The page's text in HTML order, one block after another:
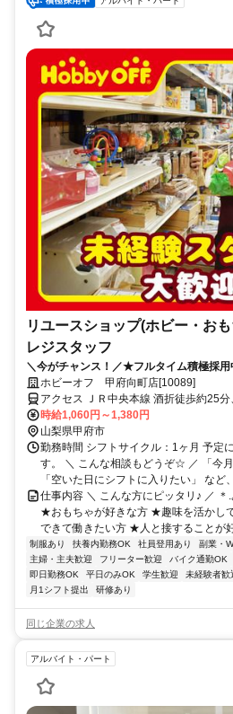
リユースショップ(ホビー・お
レジスタッフ
＼今がチャンス！／★フルタイム積極採
しくお仕事♪車通勤OK◎20～30代活躍中！
ホビーオフ 甲府向町店[10089]
アクセス ＪＲ中央本線 酒折徒歩約25
分、ＪＲ中央本線 石和温泉南口徒歩約
時給1,060円～1,380円
山梨県甲府市
勤務時間 シフトサイクル：1ヶ月 予定
す。 ＼ こんな相談もどうぞ☆ ／ 「今
「空いた日にシフトに入りたい」 な
仕事内容 ＼ こんな方にピッタリ♪ ／ ＊.
★おもちゃが好きな方 ★趣味を活かし
できて働きたい方 ★人と接することが
制服あり 扶養内勤務OK 社員登用あり 副業・
主婦・主夫歓迎
フリーター歓迎 バイク通勤OK
即日勤務OK
平日のみOK 学生歓迎 未経験者歓
月1シフト提出
研修あり
同じ企業の求人
アルバイト・パート